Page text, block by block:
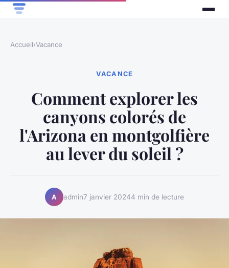
Accueil›Vacance
VACANCE
Comment explorer les
canyons colorés de
l'Arizona en montgolfière
au lever du soleil ?
A admin7 janvier 20244 min de lecture